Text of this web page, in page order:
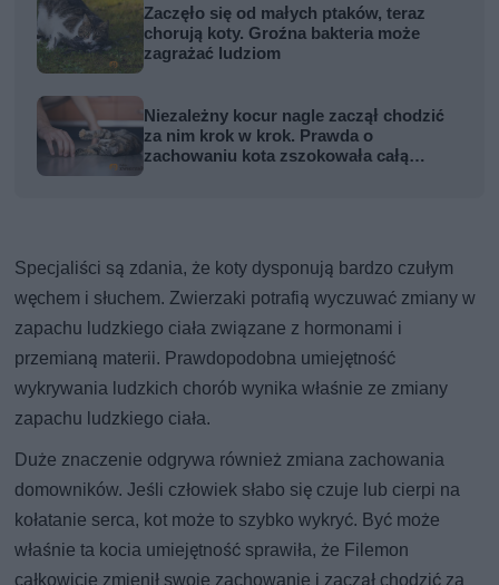
Zaczęło się od małych ptaków, teraz
chorują koty. Groźna bakteria może
zagrażać ludziom
Niezależny kocur nagle zaczął chodzić
za nim krok w krok. Prawda o
zachowaniu kota zszokowała całą
Specjaliści są zdania, że koty dysponują bardzo czułym
węchem i słuchem. Zwierzaki potrafią wyczuwać zmiany w
zapachu ludzkiego ciała związane z hormonami i
przemianą materii. Prawdopodobna umiejętność
wykrywania ludzkich chorób wynika właśnie ze zmiany
zapachu ludzkiego ciała.
Duże znaczenie odgrywa również zmiana zachowania
domowników. Jeśli człowiek słabo się czuje lub cierpi na
kołatanie serca, kot może to szybko wykryć. Być może
właśnie ta kocia umiejętność sprawiła, że Filemon
całkowicie zmienił swoje zachowanie i zaczął chodzić za